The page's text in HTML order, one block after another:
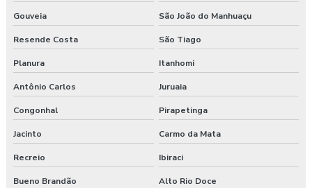
Gouveia São João do Manhuaçu
Resende Costa São Tiago
Planura Itanhomi
Antônio Carlos Juruaia
Congonhal Pirapetinga
Jacinto Carmo da Mata
Recreio Ibiraci
Bueno Brandão Alto Rio Doce